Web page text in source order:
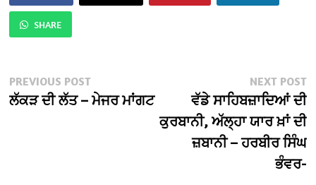
SHARE
Post
navigation
PREVIOUS POSTPrevious
post:
ਲੱਕੜ ਦੀ ਲੱਤ – ਮੇਜਰ ਮਾਂਗਟ
NEXT POST
ਵੱਡੇ ਸਾਹਿਬਜ਼ਾਦਿਆਂ ਦੀ
ਕੁਰਬਾਨੀ, ਅੱਲ੍ਹਾ ਯਾਰ ਖ਼ਾਂ ਦੀ
ਜ਼ਬਾਨੀ – ਹਰਬੀਰ ਸਿੰਘ
ਭੰਵਰ-